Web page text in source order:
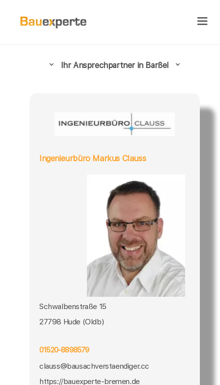
Ihr Ansprechpartner in Barßel
Ingenieurbüro Markus Clauss
Schwalbenstraße 15
27798 Hude (Oldb)
01520-8898579
clauss@bausachverstaendiger.cc
https://bauexperte-bremen.de